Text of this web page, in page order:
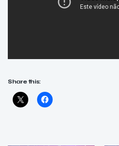
Share this: